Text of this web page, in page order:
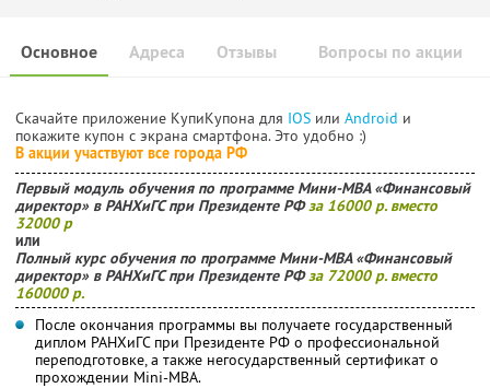
Основное Отзывы Вопросы по акции
Адреса
Скачайте приложение КупиКупона для IOS или Android и
покажите купон с экрана смартфона. Это удобно :)
В акции участвуют все города РФ
Первый модуль обучения по программе Мини-МВА «Финансовый
директор» в РАНХиГС при Президенте РФза 16000 р. вместо
32000 р
или
Полный курс обучения по программе Мини-МВА «Финансовый
директор» в РАНХиГС при Президенте РФза 72000 р. вместо
160000 р.
После окончания программы вы получаете государственный
диплом РАНХиГС при Президенте РФ о профессиональной
переподготовке, а также негосударственный сертификат о
прохождении Mini-MBA.